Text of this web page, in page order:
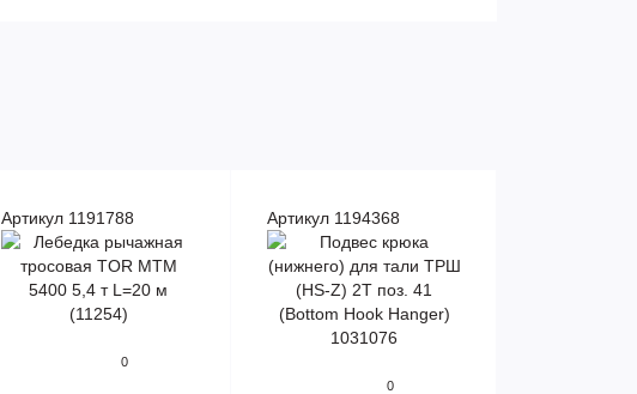
Артикул 1191788
0
Артикул 1194368
0